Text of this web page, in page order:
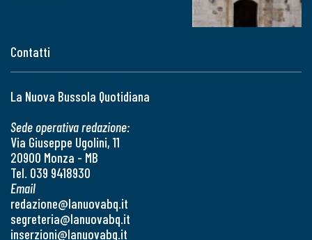
Contatti
La Nuova Bussola Quotidiana
Sede operativa redazione:
Via Giuseppe Ugolini, 11
20900 Monza - MB
Tel. 039 9418930
Email
redazione@lanuovabq.it
segreteria@lanuovabq.it
inserzioni@lanuovabq.it